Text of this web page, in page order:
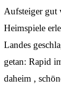
Aufsteiger gut
Heimspiele
Landes
getan: Rapid
daheim ,